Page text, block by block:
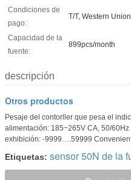
Condiciones de
pago:
T/T, Western
Capacidad de la
fuente:
899pcs/month
descripción
Otros productos
Pesaje del contorller que pesa el
alimentación: 185~265V CA, 50/
exhibición: -9999….59999
Etiquetas: sensor 50N de la